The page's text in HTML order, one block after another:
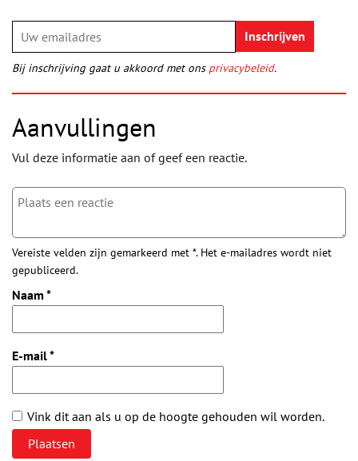
Bij inschrijving gaat u akkoord met ons privacybeleid.
Aanvullingen
Vul deze informatie aan of geef een reactie.
Vereiste velden zijn gemarkeerd met *. Het e-mailadres wordt niet
gepubliceerd.
Naam *
E-mail*
Vink dit aan als u op de hoogte gehouden wil worden.